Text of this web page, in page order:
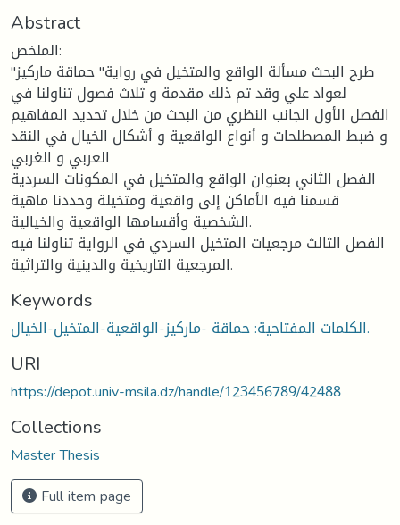
Abstract
الملخص:
طرح البحث مسألة الواقع والمتخيل في رواية" حماقة ماركيز"
لعواد علي وقد تم ذلك مقدمة و ثلاث فصول تناولنا في
الفصل الأول الجانب النظري من البحث من خلال تحديد المفاهيم
و ضبط المصطلحات و أنواع الواقعية و أشكال الخيال في النقد
العربي و الغربي
الفصل الثاني بعنوان الواقع والمتخيل في المكونات السردية
قسمنا فيه الأماكن إلى واقعية ومتخيلة وحددنا ماهية
الشخصية وأقسامها الواقعية والخيالية.
الفصل الثالث مرجعيات المتخيل السردي في الرواية تناولنا فيه
المرجعية التاريخية والدينية والتراثية.
Keywords
الكلمات المفتاحية: حماقة -ماركيز-الواقعية-المتخيل-الخيال.
URI
https://depot.univ-msila.dz/handle/123456789/42488
Collections
Master Thesis
Full item page